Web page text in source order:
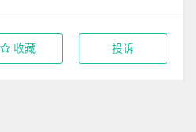
收藏 投诉